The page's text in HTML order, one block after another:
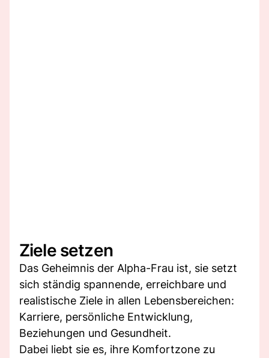
Ziele setzen
Das Geheimnis der Alpha-Frau ist, sie setzt
sich ständig spannende, erreichbare und
realistische Ziele in allen Lebensbereichen:
Karriere, persönliche Entwicklung,
Beziehungen und Gesundheit.
Dabei liebt sie es, ihre Komfortzone zu